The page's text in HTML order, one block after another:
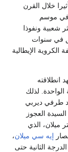
القرن
ونفوذا
الإيطالية
لذلك
ديربي
العجوز
الذي
سي ميلان
الثانية حتى